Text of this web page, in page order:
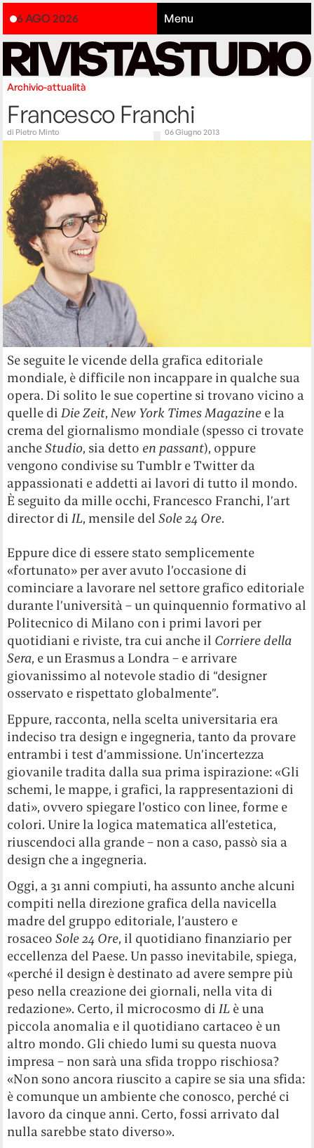
6 AGO 2026 Menu
Archivio-attualità
Francesco Franchi
di Pietro Minto 06 Giugno 2013
Se seguite le vicende della grafica editoriale
mondiale, è difficile non incappare in qualche sua
opera. Di solito le sue copertine si trovano vicino a
quelle diDie Zeit,New York Times Magazine e la
crema del giornalismo mondiale (spesso ci trovate
ancheStudio, sia detto en passant), oppure
vengono condivise su Tumblr e Twitter da
appassionati e addetti ai lavori di tutto il mondo.
È seguito da mille occhi, Francesco Franchi, l’art
director diIL, mensile delSole 24 Ore.
Eppure dice di essere stato semplicemente
«fortunato» per aver avuto l’occasione di
cominciare a lavorare nel settore grafico editoriale
durante l’università – un quinquennio formativo al
Politecnico di Milano con i primi lavori per
quotidiani e riviste, tra cui anche il Corriere della
Sera, e un Erasmus a Londra – e arrivare
giovanissimo al notevole stadio di “designer
osservato e rispettato globalmente”.
Eppure, racconta, nella scelta universitaria era
indeciso tra design e ingegneria, tanto da provare
entrambi i test d’ammissione. Un’incertezza
giovanile tradita dalla sua prima ispirazione: «Gli
schemi, le mappe, i grafici, la rappresentazioni di
dati», ovvero spiegare l’ostico con linee, forme e
colori. Unire la logica matematica all’estetica,
riuscendoci alla grande – non a caso, passò sia a
design che a ingegneria.
Oggi, a 31 anni compiuti, ha assunto anche alcuni
compiti nella direzione grafica della navicella
madre del gruppo editoriale, l’austero e
rosaceoSole 24 Ore, il quotidiano finanziario per
eccellenza del Paese. Un passo inevitabile, spiega,
«perché il design è destinato ad avere sempre più
peso nella creazione dei giornali, nella vita di
redazione». Certo, il microcosmo diIL è una
piccola anomalia e il quotidiano cartaceo è un
altro mondo. Gli chiedo lumi su questa nuova
impresa – non sarà una sfida troppo rischiosa?
«Non sono ancora riuscito a capire se sia una sfida:
è comunque un ambiente che conosco, perché ci
lavoro da cinque anni. Certo, fossi arrivato dal
nulla sarebbe stato diverso».